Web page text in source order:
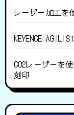
レーザー加工
KEYENCE
CO2レーザーを
刻印